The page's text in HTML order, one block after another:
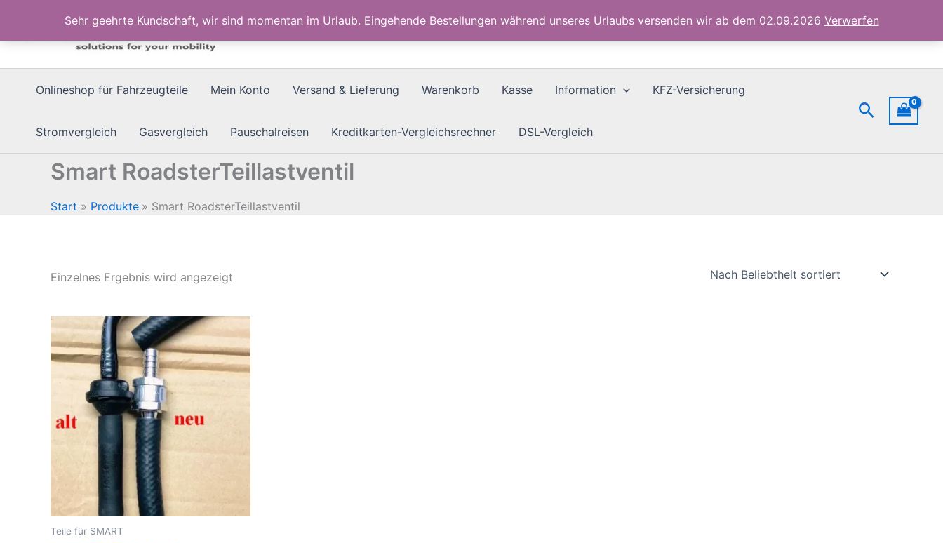
Sehr geehrte Kundschaft, wir sind momentan im Urlaub. Eingehende Bestellungen während unseres Urlaubs versenden wir ab dem 02.09.2026 Verwerfen
springen
Onlineshop für Fahrzeugteile Mein Konto Versand & Lieferung Warenkorb Kasse Information KFZ-Versicherung
Stromvergleich Gasvergleich Pauschalreisen Kreditkarten-Vergleichsrechner DSL-Vergleich
Suchen
Smart RoadsterTeillastventil
Start Produkte Smart RoadsterTeillastventil
Einzelnes Ergebnis wird angezeigt
Teile für SMART